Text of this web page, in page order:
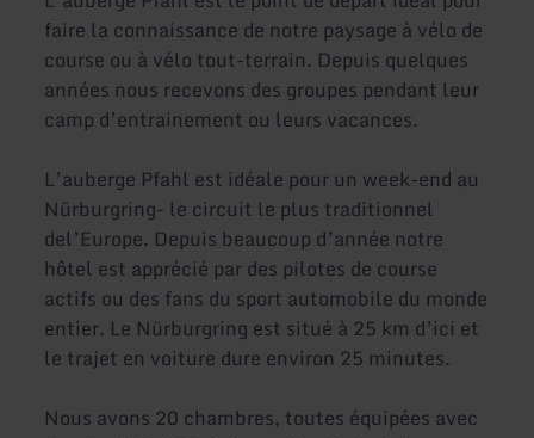
faire la connaissance de notre paysage à vélo de
course ou à vélo tout-terrain. Depuis quelques
années nous recevons des groupes pendant leur
camp d’entrainement ou leurs vacances.
L’auberge Pfahl est idéale pour un week-end au
Nürburgring- le circuit le plus traditionnel
del’Europe. Depuis beaucoup d’année notre
hôtel est apprécié par des pilotes de course
actifs ou des fans du sport automobile du monde
entier. Le Nürburgring est situé à 25 km d’ici et
le trajet en voiture dure environ 25 minutes.
Nous avons 20 chambres, toutes équipées avec